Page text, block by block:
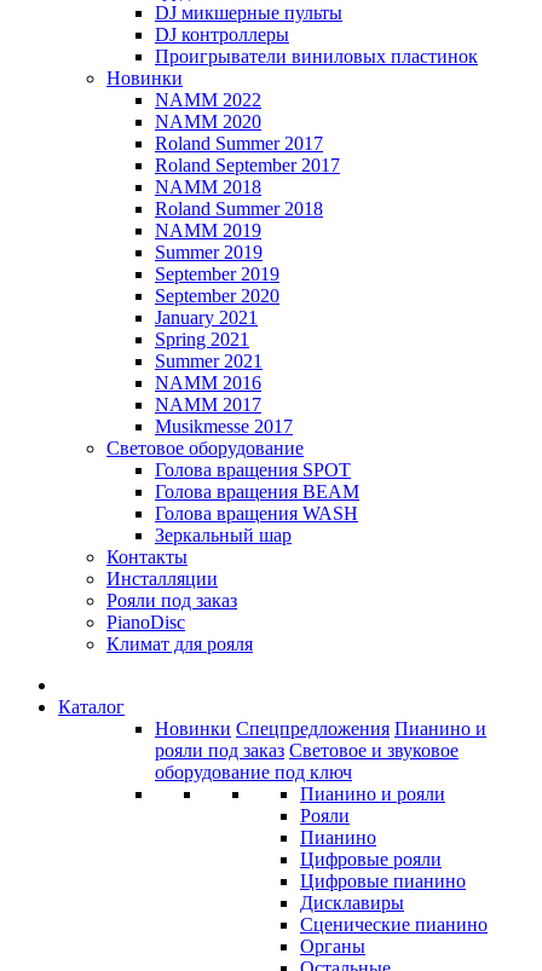
DJ микшерные пульты
DJ контроллеры
Проигрыватели виниловых пластинок
Новинки
NAMM 2022
NAMM 2020
Roland Summer 2017
Roland September 2017
NAMM 2018
Roland Summer 2018
NAMM 2019
Summer 2019
September 2019
September 2020
January 2021
Spring 2021
Summer 2021
NAMM 2016
NAMM 2017
Musikmesse 2017
Световое оборудование
Голова вращения SPOT
Голова вращения BEAM
Голова вращения WASH
Зеркальный шар
Контакты
Инсталляции
Рояли под заказ
PianoDisc
Климат для рояля
Каталог
Новинки Спецпредложения Пианино и
рояли под заказ Световое и звуковое
оборудование под ключ
Пианино и рояли
Рояли
Пианино
Цифровые рояли
Цифровые пианино
Дисклавиры
Сценические пианино
Органы